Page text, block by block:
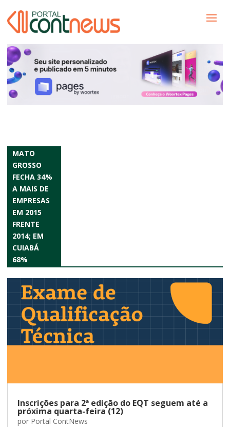
MATO
GROSSO
FECHA 34%
A MAIS DE
EMPRESAS
EM 2015
FRENTE
2014; EM
CUIABÁ
68%
Inscrições para 2ª edição do EQT seguem até a
próxima quarta-feira (12)
por Portal ContNews